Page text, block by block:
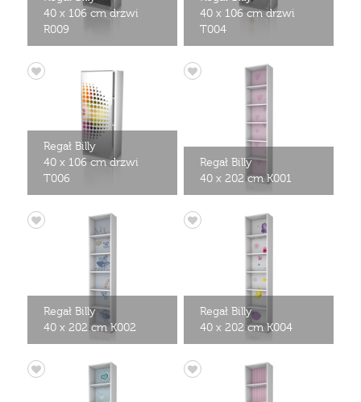
40 x 106 cm drzwi
R009
40 x 106 cm drzwi
T004
Regał Billy
40 x 106 cm drzwi
T006
Regał Billy
40 x 202 cm K001
Regał Billy
40 x 202 cm K002
Regał Billy
40 x 202 cm K004